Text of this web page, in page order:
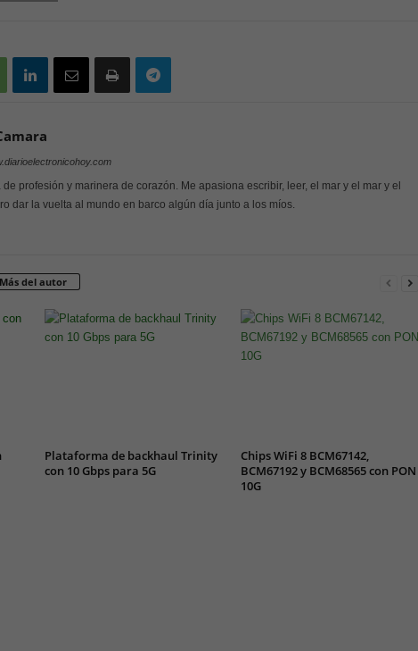
de profesión y marinera de corazón. Me apasiona escribir, leer, el mar y el mar y el
dar la vuelta al mundo en barco algún día junto a los míos.
Más del autor
Plataforma de backhaul Trinity
con 10 Gbps para 5G
Chips WiFi 8 BCM67142,
BCM67192 y BCM68565 con PON
10G